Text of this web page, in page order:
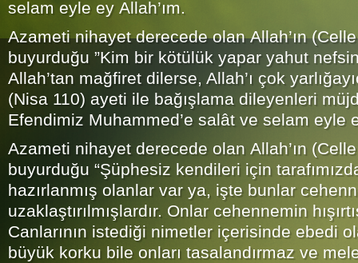
selam eyle ey Allah’ım.
Azameti nihayet derecede olan Allah’ın
buyurduğu ”Kim bir kötülük yapar yahut
Allah’tan mağfiret dilerse, Allah’ı çok
(Nisa 110) ayeti ile bağışlama dileyenleri
Efendimiz Muhammed’e salât ve selam eyle
Azameti nihayet derecede olan Allah’ın
buyurduğu “Şüphesiz kendileri için
hazırlanmış olanlar var ya, işte bunlar
uzaklaştırılmışlardır. Onlar cehennemin
Canlarının istediği nimetler içerisinde ebedi
büyük korku bile onları tasalandırmaz ve